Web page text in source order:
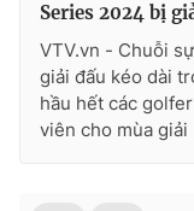
Series 2024 bị
VTV.vn - Chuỗi
giải đấu kéo dài
hầu hết các
viên cho mùa giải